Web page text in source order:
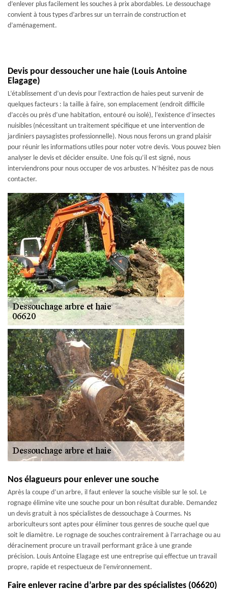
d’enlever plus facilement les souches à prix abordables. Le dessouchage
convient à tous types d’arbres sur un terrain de construction et
d’aménagement.
Devis pour dessoucher une haie (Louis Antoine
Elagage)
L’établissement d’un devis pour l’extraction de haies peut survenir de
quelques facteurs : la taille à faire, son emplacement (endroit difficile
d’accès ou près d’une habitation, entouré ou isolé), l’existence d’insectes
nuisibles (nécessitant un traitement spécifique et une intervention de
jardiniers paysagistes professionnelle). Nous nous ferons un grand plaisir
pour réunir les informations utiles pour noter votre devis. Vous pouvez bien
analyser le devis et décider ensuite. Une fois qu’il est signé, nous
interviendrons pour nous occuper de vos arbustes. N’hésitez pas de nous
contacter.
Nos élagueurs pour enlever une souche
Après la coupe d’un arbre, il faut enlever la souche visible sur le sol. Le
rognage élimine vite une souche pour un bon résultat durable. Demandez
un devis gratuit à nos spécialistes de dessouchage à Courmes. Ns
arboriculteurs sont aptes pour éliminer tous genres de souche quel que
soit le diamètre. Le rognage de souches contrairement à l’arrachage ou au
déracinement procure un travail performant grâce à une grande
précision. Louis Antoine Elagage est une entreprise qui effectue un travail
propre, rapide et respectueux de l’environnement.
Faire enlever racine d’arbre par des spécialistes (06620)